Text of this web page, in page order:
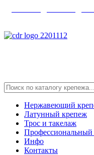
Нержавеющий
Латунный крепеж
Трос и такелаж
Профессиональный
Инфо
Контакты